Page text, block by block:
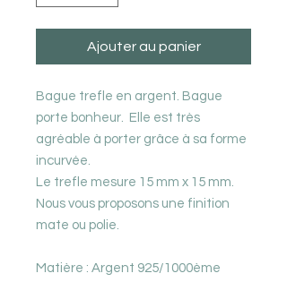
Ajouter au panier
Bague trefle en argent. Bague
porte bonheur. Elle est très
agréable à porter grâce à sa forme
incurvée.
Le trefle mesure 15 mm x 15 mm.
Nous vous proposons une finition
mate ou polie.
Matière : Argent 925/1000ème